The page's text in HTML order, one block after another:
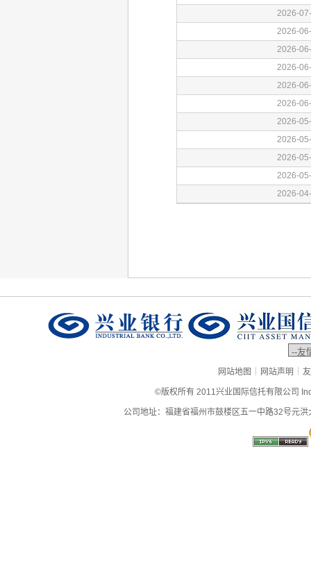
网站地图 | 网站声明 |
©版权所有 2011兴业国际信托有限公司
公司地址：福建省福州市鼓楼区五一中路32号元